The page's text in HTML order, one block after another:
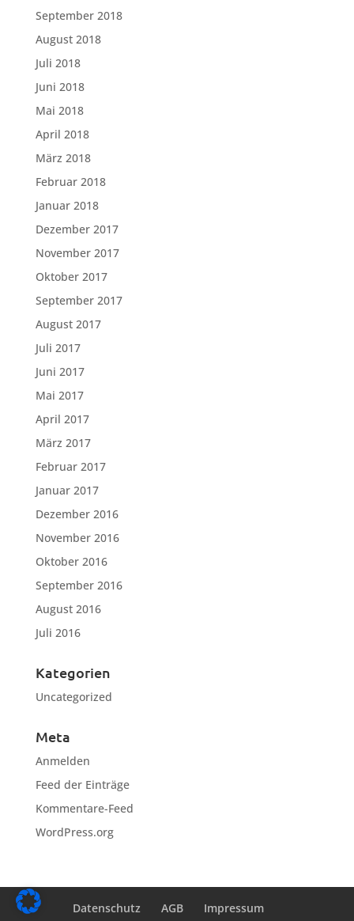
September 2018
August 2018
Juli 2018
Juni 2018
Mai 2018
April 2018
März 2018
Februar 2018
Januar 2018
Dezember 2017
November 2017
Oktober 2017
September 2017
August 2017
Juli 2017
Juni 2017
Mai 2017
April 2017
März 2017
Februar 2017
Januar 2017
Dezember 2016
November 2016
Oktober 2016
September 2016
August 2016
Juli 2016
Kategorien
Uncategorized
Meta
Anmelden
Feed der Einträge
Kommentare-Feed
WordPress.org
Datenschutz AGB Impressum